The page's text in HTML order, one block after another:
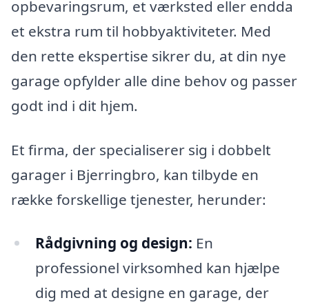
opbevaringsrum, et værksted eller endda
et ekstra rum til hobbyaktiviteter. Med
den rette ekspertise sikrer du, at din nye
garage opfylder alle dine behov og passer
godt ind i dit hjem.
Et firma, der specialiserer sig i dobbelt
garager i Bjerringbro, kan tilbyde en
række forskellige tjenester, herunder:
Rådgivning og design: En
professionel virksomhed kan hjælpe
dig med at designe en garage, der